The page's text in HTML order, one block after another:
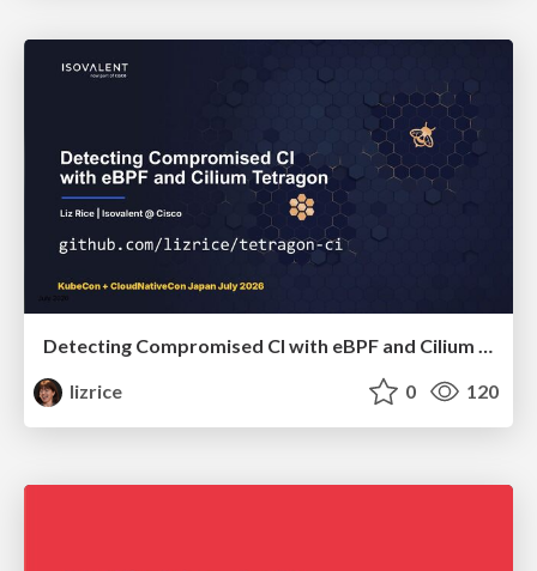
Detecting Compromised CI with eBPF and Cilium Tetragon
lizrice
0 120